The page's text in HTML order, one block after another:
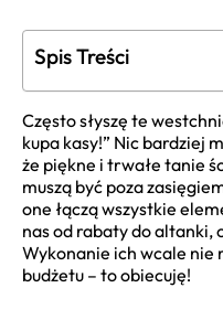
Spis Treści
Często słyszę te
kupa kasy!” Nic bardziej
że piękne i trwałe tanie
muszą być poza
one łączą wszystkie
nas od rabaty do altanki,
Wykonanie ich wcale nie
budżetu – to obiecuję!